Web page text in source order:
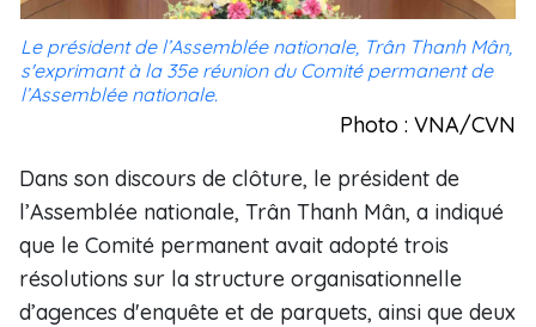
Le président de l’Assemblée nationale, Trân Thanh Mân,
s'exprimant à la 35e réunion du Comité permanent de
l’Assemblée nationale.
Photo : VNA/CVN
Dans son discours de clôture, le président de
l’Assemblée nationale, Trân Thanh Mân, a indiqué
que le Comité permanent avait adopté trois
résolutions sur la structure organisationnelle
d’agences d'enquête et de parquets, ainsi que deux